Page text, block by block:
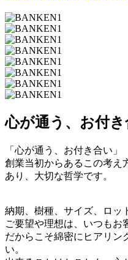
心が通う、お付き
「心が通う、お付き合い」
創業当初からあるこの考え
あり、大切な哲学です。
納期、樹種、サイズ、ロッ
ご要望や理想は、いつもお
だからこそ綿密にヒアリン
い。